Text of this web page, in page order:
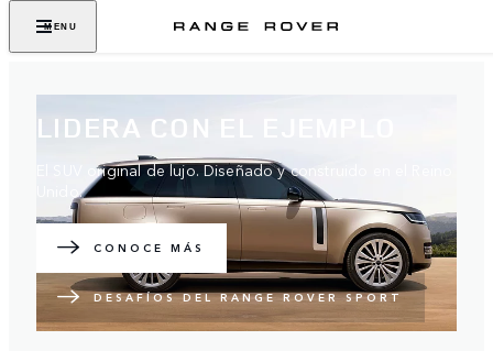
MENU
LIDERA CON EL EJEMPLO
El SUV original de lujo. Diseñado y construido en el Reino
Unido.
CONOCE MÁS
DESAFÍOS DEL RANGE ROVER SPORT